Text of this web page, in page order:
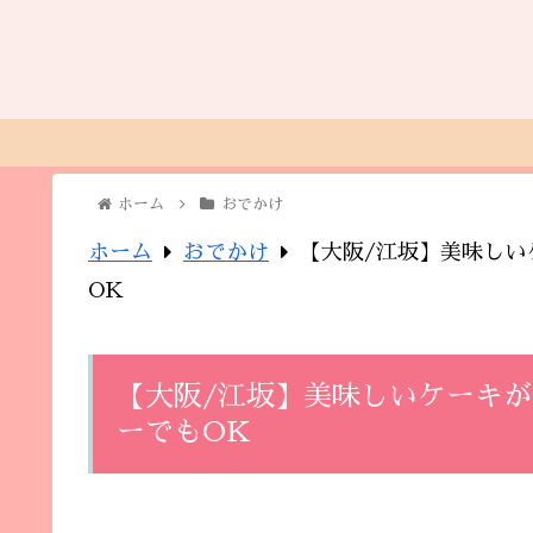
ホーム おでかけ
ホーム おでかけ
【大阪/江坂】美味し
OK
【大阪/江坂】美味しいケーキ
ーでもOK